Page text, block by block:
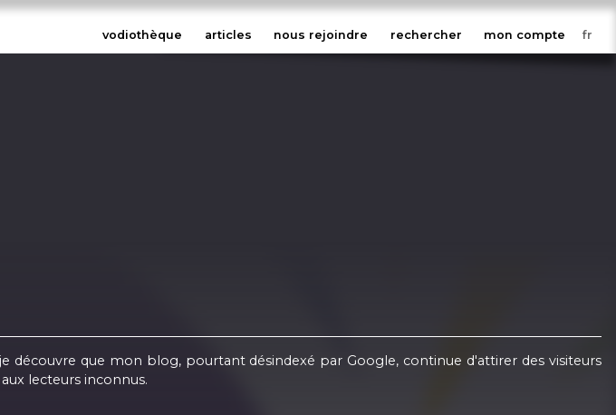
vodiothèque articles nous rejoindre rechercher mon compte
découvre que mon blog, pourtant désindexé par Google, continue d'attirer des visiteurs
lecteurs inconnus.